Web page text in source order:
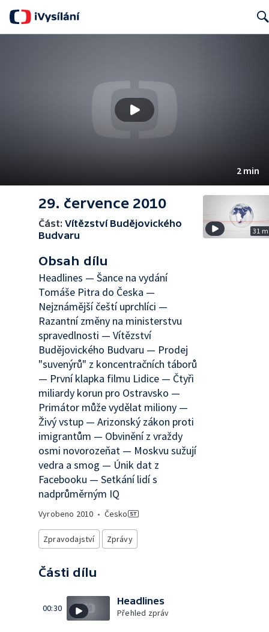
2 min
29. července 2010
Část: Vítězství Budějovického
Budvaru
Obsah dílu
Headlines — Šance na vydání
Tomáše Pitra do Česka —
Nejznámější čeští uprchlíci —
Razantní změny na ministerstvu
spravedlnosti — Vítězství
Budějovického Budvaru — Prodej
"suvenýrů" z koncentračních táborů
— První klapka filmu Lidice — Čtyři
miliardy korun pro Ostravsko —
Primátor může vydělat miliony —
Živý vstup — Arizonský zákon proti
imigrantům — Obvinění z vraždy
osmi novorozeňat — Moskvu sužují
vedra a smog — Únik dat z
Facebooku — Setkání lidí s
nadprůměrným IQ
Vyrobeno 2010 • Česko
Zpravodajství Zprávy
Části dílu
00:30
Headlines
Přehled zpráv
31